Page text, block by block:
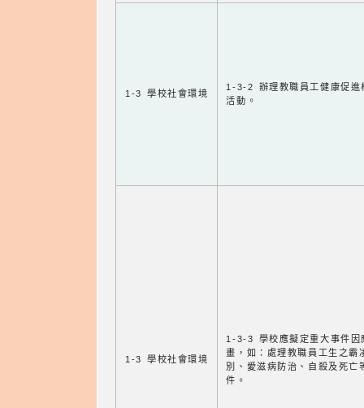
1-3 學校社會環境
1-3-2 辦理教職員工健康促進
活動。
1-3 學校社會環境
1-3-3 學校應擬定重大事件因
畫，如：處理教職員工生之霸
別、愛滋病防治、自殺及死亡
件。